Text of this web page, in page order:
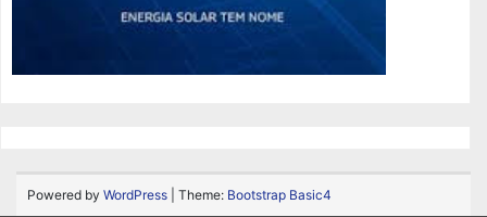
Powered by WordPress | Theme: Bootstrap Basic4